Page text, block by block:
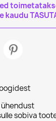
sobiva